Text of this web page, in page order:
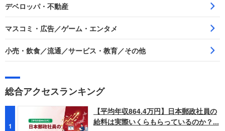
デベロッパ・不動産
マスコミ・広告／ゲーム・エンタメ
小売・飲食／流通／サービス・教育／その他
総合アクセスランキング
1
【平均年収864.4万円】日本郵政社員の
給料は実際いくらもらっているのか？...